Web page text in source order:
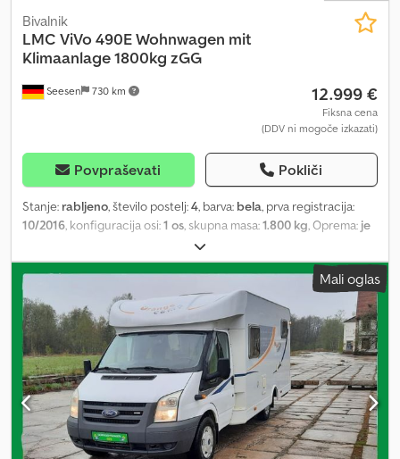
Seesen 730 km
Bivalnik
LMC ViVo 490E Wohnwagen mit
Klimaanlage 1800kg zGG
12.999 €
Fiksna cena
(DDV ni mogoče izkazati)
Povpraševati Pokliči
Stanje: rabljeno, število postelj:4, barva: bela, prva registracija:
10/2016 , konfiguracija osi:1 os , skupna masa:1.800 kg , Oprema: je
, Zelo eleganten LMC ViVo 490E s klimatsko napravo
SAMO DO RAZPRODAJE ZALOG! SAMO V NAŠI POSLOVALNICI V
SEESNU! Prva registracija: 10/2016 Dovoljena skupna masa: 1.800
kg Osi: 1 Število ležišč: 4 Oprema: - Zavese v notranjosti - Zelo
dobro ohranjen - Okrogla sedežna skupina, ki se lahko spremeni v
ležišče - 2 enojni postelji, možno združiti - Notranja razsvetljava -
Shranjevalni prostori - Poškodovani strešni okni -
Rezervoar/posoda za vodo - Plinski štedilnik in pomivalno korito -
Hladilnik - WC - Topla voda - Klimatska naprava - TRUMA ogrevanje
- Proti-zibajoča sklopka - Homologacija za 100 km/h - Tenda -
Mover - Nosilec za kolesa Dkjdpjthlugefx Afvor *Poškodbe glejte
slike Vse informacije brez garancije. Želeno prikolico lahko pri nas
Mali oglas